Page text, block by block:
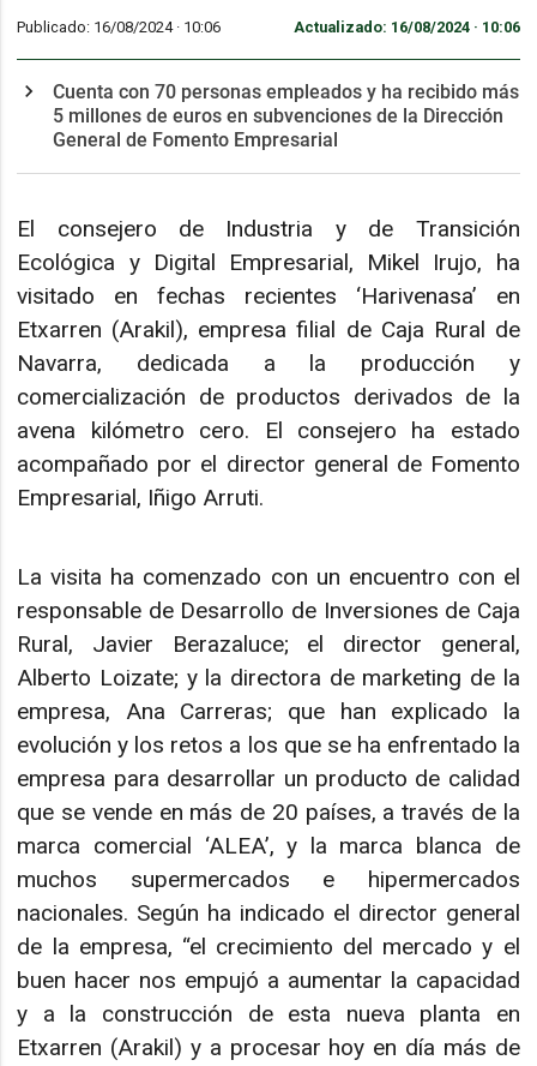
Publicado: 16/08/2024 · 10:06 Actualizado: 16/08/2024 · 10:06
Cuenta con 70 personas empleados y ha recibido más
5 millones de euros en subvenciones de la Dirección
General de Fomento Empresarial
El consejero de Industria y de Transición
Ecológica y Digital Empresarial, Mikel Irujo, ha
visitado en fechas recientes ‘Harivenasa’ en
Etxarren (Arakil), empresa filial de Caja Rural de
Navarra, dedicada a la producción y
comercialización de productos derivados de la
avena kilómetro cero. El consejero ha estado
acompañado por el director general de Fomento
Empresarial, Iñigo Arruti.
La visita ha comenzado con un encuentro con el
responsable de Desarrollo de Inversiones de Caja
Rural, Javier Berazaluce; el director general,
Alberto Loizate; y la directora de marketing de la
empresa, Ana Carreras; que han explicado la
evolución y los retos a los que se ha enfrentado la
empresa para desarrollar un producto de calidad
que se vende en más de 20 países, a través de la
marca comercial ‘ALEA’, y la marca blanca de
muchos supermercados e hipermercados
nacionales. Según ha indicado el director general
de la empresa, “el crecimiento del mercado y el
buen hacer nos empujó a aumentar la capacidad
y a la construcción de esta nueva planta en
Etxarren (Arakil) y a procesar hoy en día más de